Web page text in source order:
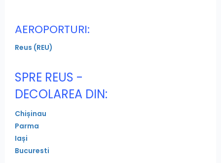
AEROPORTURI:
Reus (REU)
SPRE REUS -
DECOLAREA DIN:
Chișinau
Parma
Iași
Bucuresti